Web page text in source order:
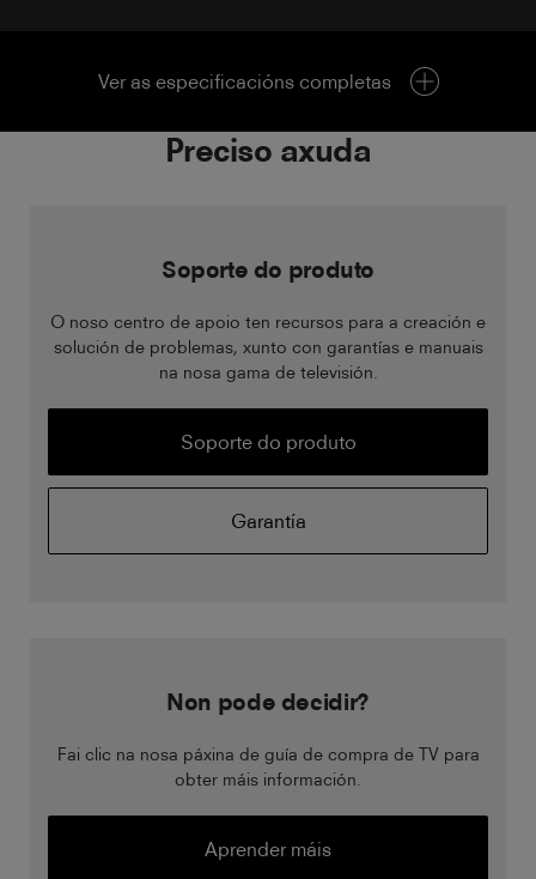
Ver as especificacións completas
Preciso axuda
Soporte do produto
O noso centro de apoio ten recursos para a creación e
solución de problemas, xunto con garantías e manuais
na nosa gama de televisión.
Soporte do produto
Garantía
Non pode decidir?
Fai clic na nosa páxina de guía de compra de TV para
obter máis información.
Aprender máis